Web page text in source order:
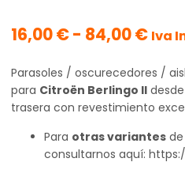
16,00€- 84,00€ Iva
Parasoles / oscurecedores /
para Citroën Berlingo II
trasera con revestimiento
Para otras variantes
consultarnos aquí: